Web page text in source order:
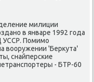
милиции
в январе 1992 года
УССР. Помимо
вοоружении 'Берκута'
снайперские
- БТР-60